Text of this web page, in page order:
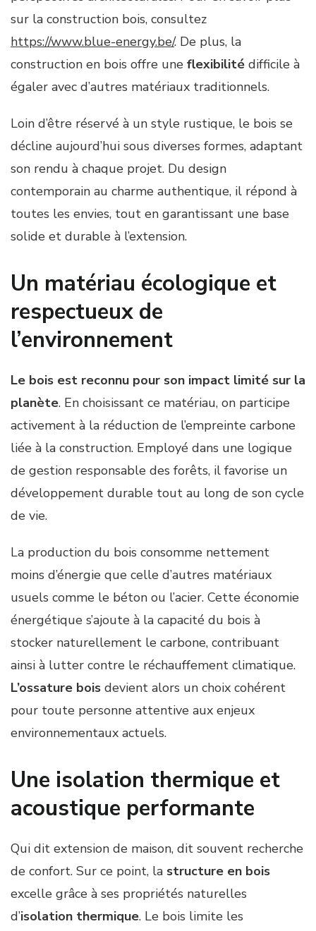
sur la construction bois, consultez
https://www.blue-energy.be/. De plus, la
construction en bois offre une flexibilité difficile à
égaler avec d’autres matériaux traditionnels.
Loin d’être réservé à un style rustique, le bois se
décline aujourd’hui sous diverses formes, adaptant
son rendu à chaque projet. Du design
contemporain au charme authentique, il répond à
toutes les envies, tout en garantissant une base
solide et durable à l’extension.
Un matériau écologique et
respectueux de
l’environnement
Le bois est reconnu pour son impact limité sur la
planète. En choisissant ce matériau, on participe
activement à la réduction de l’empreinte carbone
liée à la construction. Employé dans une logique
de gestion responsable des forêts, il favorise un
développement durable tout au long de son cycle
de vie.
La production du bois consomme nettement
moins d’énergie que celle d’autres matériaux
usuels comme le béton ou l’acier. Cette économie
énergétique s’ajoute à la capacité du bois à
stocker naturellement le carbone, contribuant
ainsi à lutter contre le réchauffement climatique.
L’ossature bois devient alors un choix cohérent
pour toute personne attentive aux enjeux
environnementaux actuels.
Une isolation thermique et
acoustique performante
Qui dit extension de maison, dit souvent recherche
de confort. Sur ce point, la structure en bois
excelle grâce à ses propriétés naturelles
d’isolation thermique. Le bois limite les